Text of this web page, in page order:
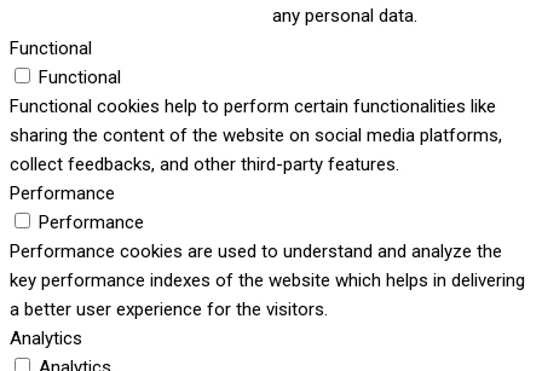
any personal data.
Functional
Functional
Functional cookies help to perform certain functionalities like
sharing the content of the website on social media platforms,
collect feedbacks, and other third-party features.
Performance
Performance
Performance cookies are used to understand and analyze the
key performance indexes of the website which helps in delivering
a better user experience for the visitors.
Analytics